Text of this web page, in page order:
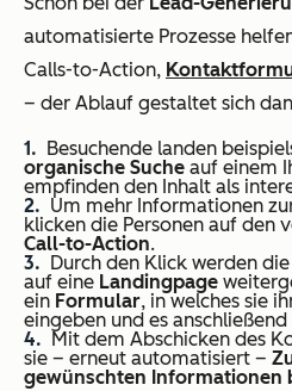
automatisierte Prozesse
Calls-to-Action,
– der Ablauf gestaltet sich
Besuchende landen
organische Suche auf einem
empfinden den Inhalt als
Um mehr Informationen
klicken die Personen auf den
Call-to-Action.
Durch den Klick werden
auf eine Landingpage
ein Formular, in welches sie
eingeben und es
Mit dem Abschicken des
sie – erneut automatisiert –
gewünschten Informationen